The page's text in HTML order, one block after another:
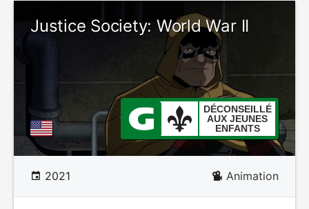
Justice Society: World War II
DÉCONSEILLÉ
AUX JEUNES
ENFANTS
2021 Animation